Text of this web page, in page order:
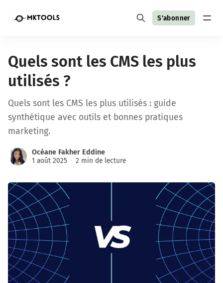
S'abonner
Quels sont les CMS les plus
utilisés ?
Quels sont les CMS les plus utilisés : guide
synthétique avec outils et bonnes pratiques
marketing.
Océane Fakher Eddine
1 août 2025
2 min de lecture